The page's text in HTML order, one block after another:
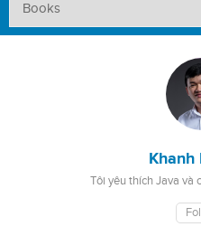
Khanh
Tôi yêu thích Java và